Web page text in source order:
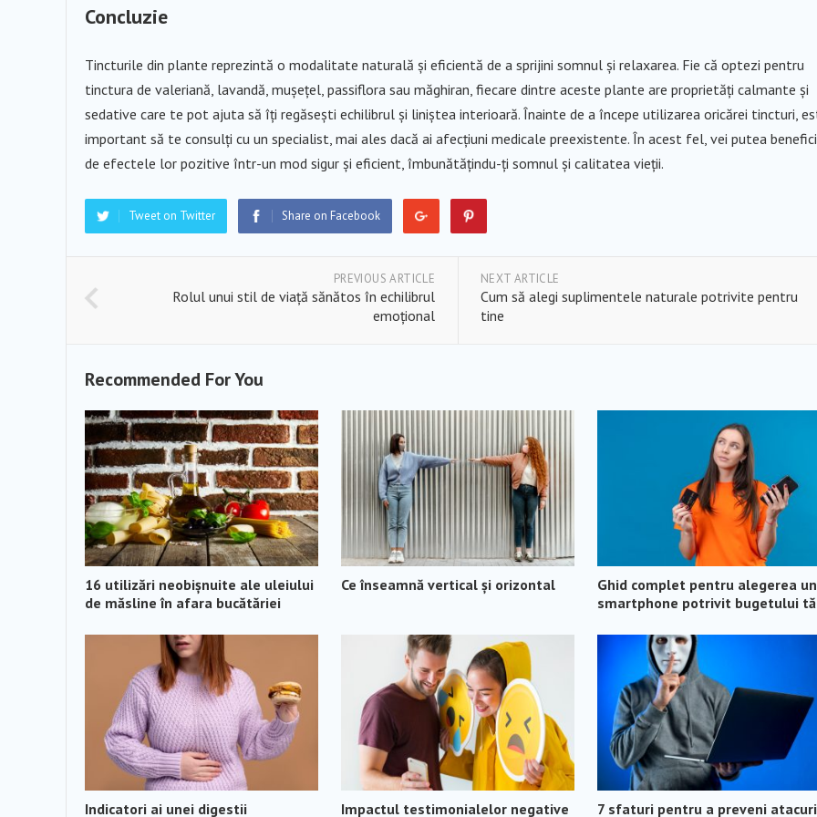
Concluzie
Tincturile din plante reprezintă o modalitate naturală și eficientă de a sprijini somnul și relaxarea. Fie că optezi pentru
tinctura de valeriană, lavandă, mușețel, passiflora sau măghiran, fiecare dintre aceste plante are proprietăți calmante și
sedative care te pot ajuta să îți regăsești echilibrul și liniștea interioară. Înainte de a începe utilizarea oricărei tincturi,
important să te consulți cu un specialist, mai ales dacă ai afecțiuni medicale preexistente. În acest fel, vei putea
de efectele lor pozitive într-un mod sigur și eficient, îmbunătățindu-ți somnul și calitatea vieții.
Tweet on Twitter Share on Facebook
PREVIOUS ARTICLE
Rolul unui stil de viață sănătos în echilibrul
emoțional
NEXT ARTICLE
Cum să alegi suplimentele naturale potrivite pentru
tine
Recommended For You
16 utilizări neobișnuite ale uleiului
de măsline în afara bucătăriei
Ce înseamnă vertical și orizontal
Ghid complet pentru alegerea
smartphone potrivit bugetului
Indicatori ai unei digestii Impactul testimonialelor negative 7 sfaturi pentru a preveni